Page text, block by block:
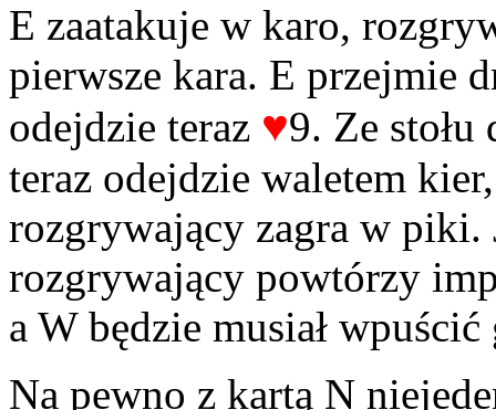
E zaatakuje w karo,
pierwsze kara. E przejmie
odejdzie teraz ♥9. Ze
teraz odejdzie waletem
rozgrywający zagra w
rozgrywający powtórzy
a W będzie musiał
Na pewno z kartą N